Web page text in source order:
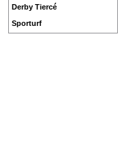
Derby Tiercé
Sporturf